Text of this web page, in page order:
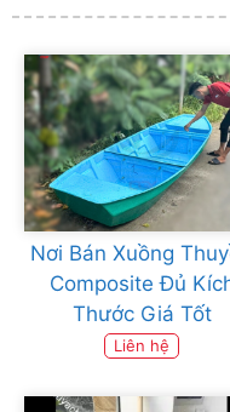
Nơi Bán Xuồng
Composite Đủ
Thước Giá Tốt
Liên hệ